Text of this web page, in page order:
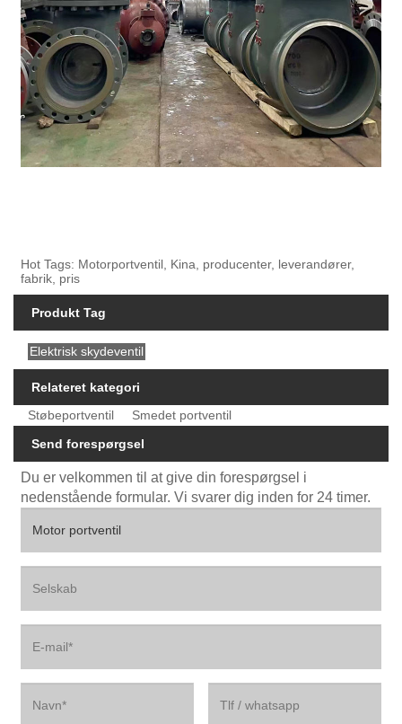
Hot Tags: Motorportventil, Kina, producenter, leverandører,
fabrik, pris
Produkt Tag
Elektrisk skydeventil
Relateret kategori
Støbeportventil
Smedet portventil
Send forespørgsel
Du er velkommen til at give din forespørgsel i
nedenstående formular. Vi svarer dig inden for 24 timer.